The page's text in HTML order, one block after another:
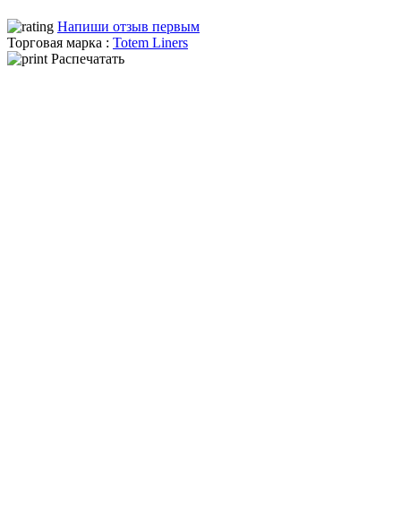
Напиши отзыв первым
Торговая марка : Totem Liners
Распечатать